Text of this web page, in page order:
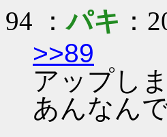
94 ：パキ ：
>>89
アップし
あんなん